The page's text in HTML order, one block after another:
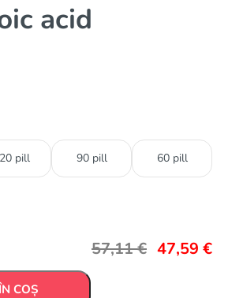
acid
pill 90 pill 60 pill
57,11€ 47,59 €
COȘ